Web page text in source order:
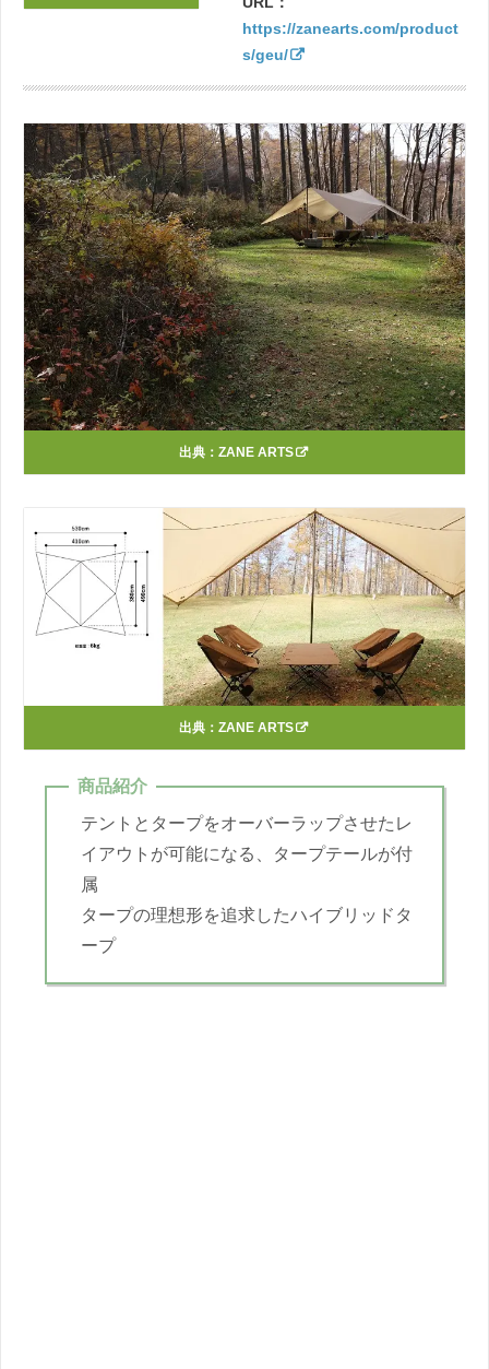
https://zanearts.com/product
s/geu/
出典： ZANE ARTS
出典： ZANE ARTS
商品紹介
テントとタープをオーバーラップさせたレ
イアウトが可能になる、タープテールが付
属
タープの理想形を追求したハイブリッドタ
ープ